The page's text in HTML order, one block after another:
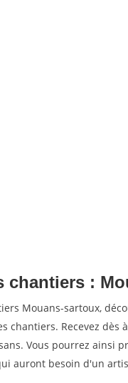
:
Mouans-sartoux,
Recevez dès
Vous pourrez ainsi
auront besoin d'un